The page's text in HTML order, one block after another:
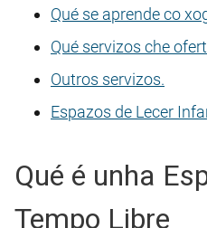
Qué se aprende co
Qué servizos che
Outros servizos.
Espazos de Lecer
Qué é unha
Tempo Libre